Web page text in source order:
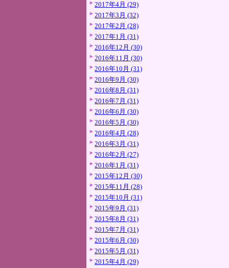
2017年4月 (29)
2017年3月 (32)
2017年2月 (28)
2017年1月 (31)
2016年12月 (30)
2016年11月 (30)
2016年10月 (31)
2016年9月 (30)
2016年8月 (31)
2016年7月 (31)
2016年6月 (30)
2016年5月 (30)
2016年4月 (28)
2016年3月 (31)
2016年2月 (27)
2016年1月 (31)
2015年12月 (30)
2015年11月 (28)
2015年10月 (31)
2015年9月 (31)
2015年8月 (31)
2015年7月 (31)
2015年6月 (30)
2015年5月 (31)
2015年4月 (29)